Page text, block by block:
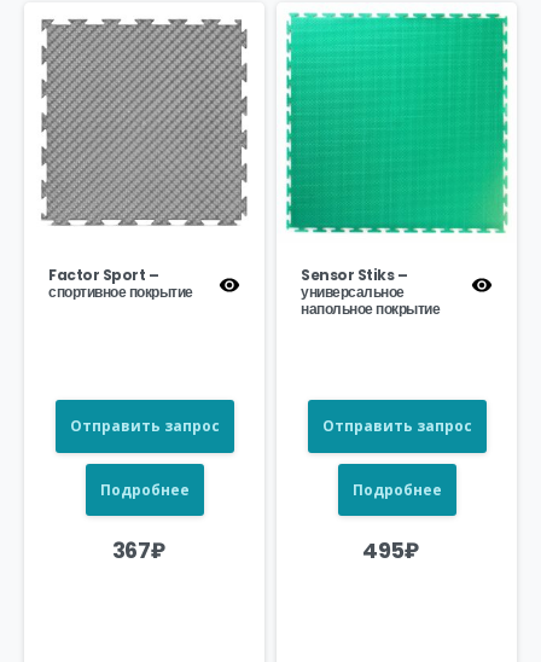
Factor Sport –
спортивное покрытие
Отправить запрос
Подробнее
367₽
Sensor Stiks –
универсальное
напольное покрытие
Отправить запрос
Подробнее
495₽